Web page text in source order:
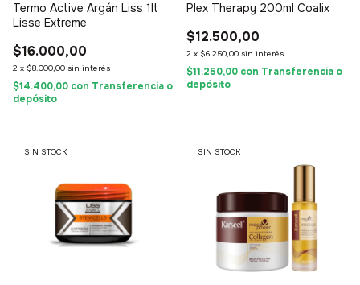
Termo Active Argán Liss 1lt
Lisse Extreme
$16.000,00
2 x $8.000,00 sin interés
$14.400,00 con Transferencia o
depósito
Plex Therapy 200ml Coalix
$12.500,00
2 x $6.250,00 sin interés
$11.250,00 con Transferencia o
depósito
SIN STOCK SIN STOCK